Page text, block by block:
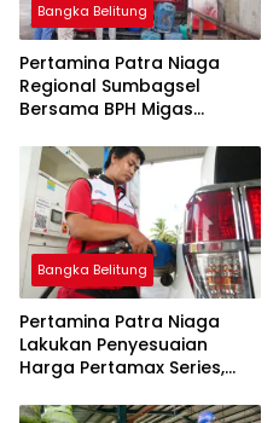
Bangka Belitung
Pertamina Patra Niaga
Regional Sumbagsel
Bersama BPH Migas
Penyaluran BBM Subsidi
bagi Nelayan melalui
Aplikasi XSTAR
Bangka Belitung
Pertamina Patra Niaga
Lakukan Penyesuaian
Harga Pertamax Series,
Subsidi Tetap